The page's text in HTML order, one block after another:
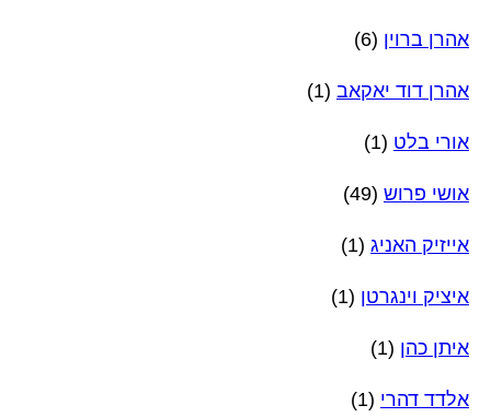
אהרן ברוין (6)
אהרן דוד יאקאב (1)
אורי בלט (1)
אושי פרוש (49)
אייזיק האניג (1)
איציק וינגרטן (1)
איתן כהן (1)
אלדד דהרי (1)